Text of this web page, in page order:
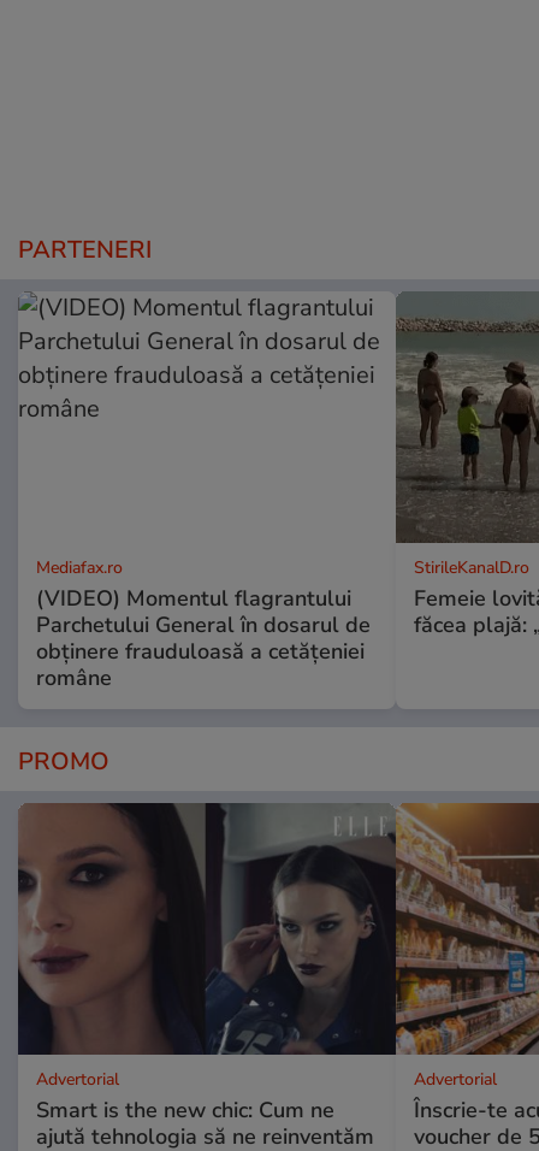
PARTENERI
Mediafax.ro
(VIDEO) Momentul flagrantului
Parchetului General în dosarul de
obținere frauduloasă a cetățeniei
române
StirileKanalD.ro
Femeie
făcea plajă:
PROMO
Advertorial
Smart is the new chic: Cum ne
ajută tehnologia să ne reinventăm
Advertorial
Înscrie-te
voucher de